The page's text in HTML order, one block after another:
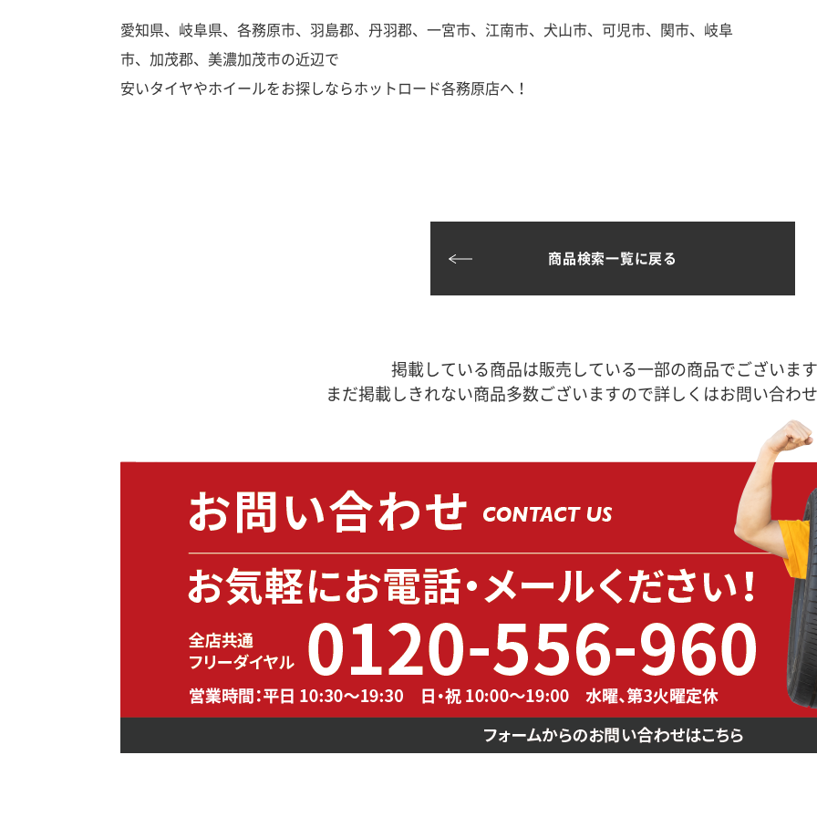
愛知県、岐阜県、各務原市、羽島郡、丹羽郡、一宮市、江南市、犬山市、可児市、関市、岐阜
市、加茂郡、美濃加茂市の近辺で
安いタイヤやホイールをお探しならホットロード各務原店へ！
商品検索一覧に戻る
掲載している商品は販売している一部の商品でございます
まだ掲載しきれない商品多数ございますので詳しくはお問い合わせ